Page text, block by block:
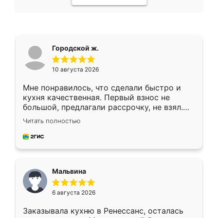
Городской ж.
10 августа 2026
Мне понравилось, что сделали быстро и
кухня качественная. Первый взнос не
большой, предлагали рассрочку, не взял.
Ждал меньше месяца, сборщик с прямыми
руками. По цене вышло адекватно.
Рекомендую!
Читать полностью
Мальвина
6 августа 2026
Заказывала кухню в Ренессанс, осталась